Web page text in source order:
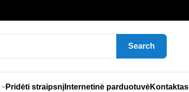
Search
Pridėti straipsnį Internetinė parduotuvėKontaktas